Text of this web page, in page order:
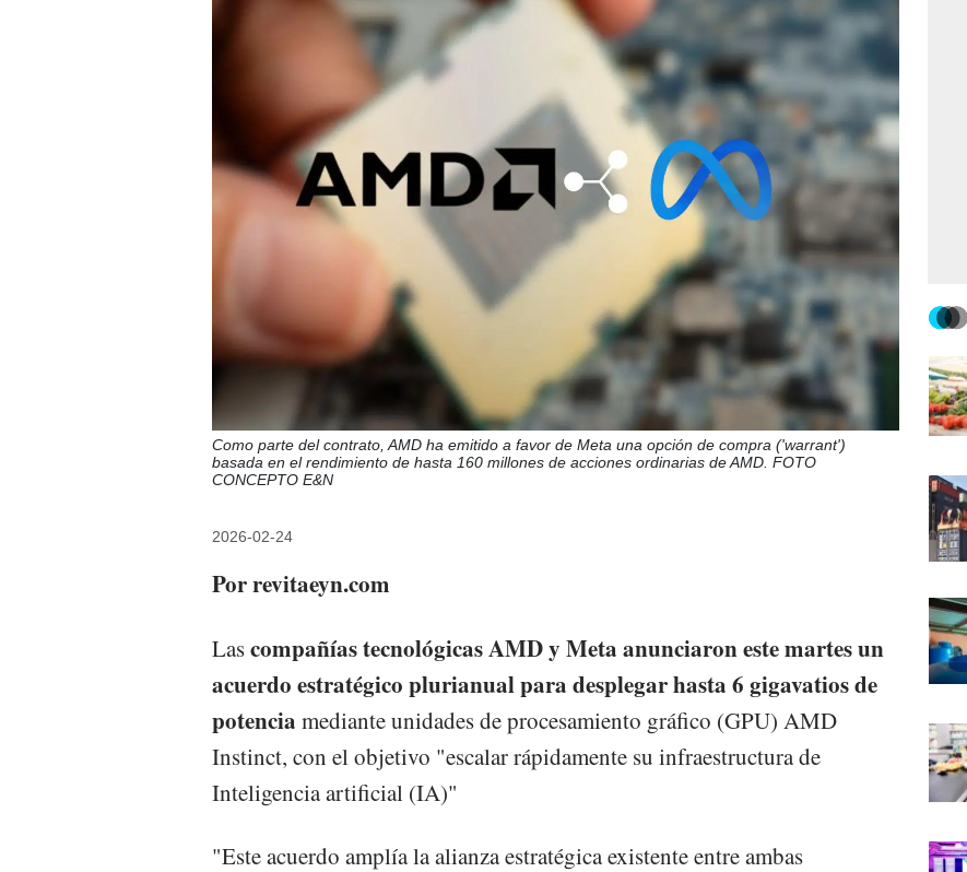
Como parte del contrato, AMD ha emitido a favor de Meta una opción de compra ('warrant')
basada en el rendimiento de hasta 160 millones de acciones ordinarias de AMD. FOTO
CONCEPTO E&N
2026-02-24
Por revitaeyn.com
Lascompañías tecnológicas AMD y Meta anunciaron este martes un
acuerdo estratégico plurianual para desplegar hasta 6 gigavatios de
potencia mediante unidades de procesamiento gráfico (GPU) AMD
Instinct, con el objetivo "escalar rápidamente su infraestructura de
Inteligencia artificial (IA)"
"Este acuerdo amplía la alianza estratégica existente entre ambas